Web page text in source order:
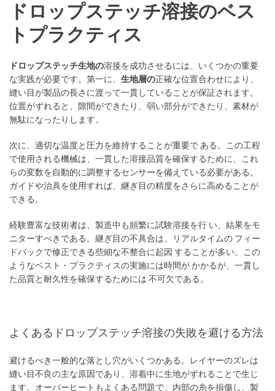
ドロップステッチ溶接のベス
トプラクティス
ドロップステッチ生地の溶接を成功させるには、いくつかの重要
な実践が必要です。第一に、 生地層の正確な位置合わせにより、
縫い目が製品の長さに渡って一貫していることが保証されます。
位置がずれると、隙間ができたり、弱い部分ができたり、素材が
無駄になったりします。
次に、適切な温度と圧力を維持することが重要で ある。この工程
で使用される機械は、一貫した溶接品質を確保するために、これ
らの変数を自動的に調整するセンサーを備えている必要がある。
ガイドや治具を使用すれば、継ぎ目の精度をさらに高めることが
できる。
経験豊富な技術者は、製造中も頻繁に試験溶接を行 い、結果をモ
ニターすべきである。継ぎ目の不具合は、リアルタイムの フィー
ドバックで修正できる些細な不整合に起因 することが多い。この
ようなベスト・プラクティスの実施には時間が かかるが、一貫し
た品質と耐久性を確保するためには 不可欠である。
よくあるドロップステッチ溶接の失敗を避ける方法
避けるべき一般的な落とし穴がいくつかある。レイヤーのズレは
縫い目不良の主な原因であり、溶着中に生地がずれることで生じ
ます。オーバーヒートもよくある問題で、内部の糸を損傷し、製